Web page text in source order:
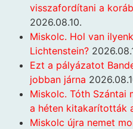
visszafordítani a
2026.08.10.
Miskolc. Hol van
Lichtenstein?
Ezt a pályázatot
jobban járna
Miskolc. Tóth Szántai
a héten kitakarították
Miskolc újra nemet